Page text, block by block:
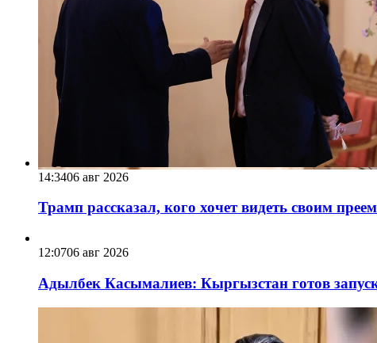
14:3406 авг 2026
Трамп рассказал, кого хочет видеть своим
12:0706 авг 2026
Адылбек Касымалиев: Кыргызстан готов